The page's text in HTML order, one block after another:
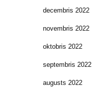
decembris 2022
novembris 2022
oktobris 2022
septembris 2022
augusts 2022